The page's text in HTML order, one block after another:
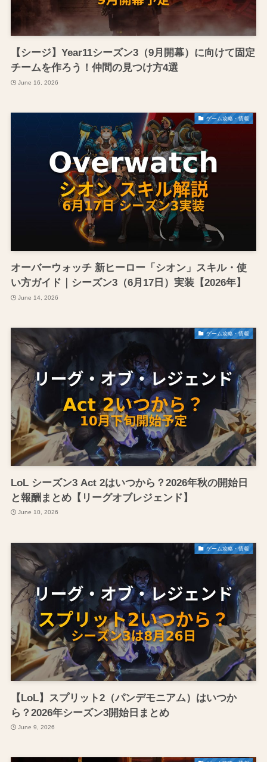
【シージ】Year11シーズン3（9月開幕）に向けて固定
チームを作ろう！仲間の見つけ方4選
June 16, 2026
ゲーム攻略・情報
オーバーウォッチ 新ヒーロー「シオン」スキル・使
い方ガイド｜シーズン3（6月17日）実装【2026年】
June 14, 2026
ゲーム攻略・情報
LoL シーズン3 Act 2はいつから？2026年秋の開始日
と報酬まとめ【リーグオブレジェンド】
June 10, 2026
ゲーム攻略・情報
【LoL】スプリット2（パンデモニアム）はいつか
ら？2026年シーズン3開始日まとめ
June 9, 2026